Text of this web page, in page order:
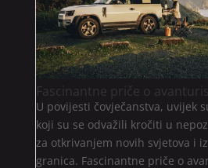
Fascinantne priče o
U povijesti čovječanstva, uvijek
koji su se odvažili kročiti u
za otkrivanjem novih svjetova i
granica. Fascinantne priče o